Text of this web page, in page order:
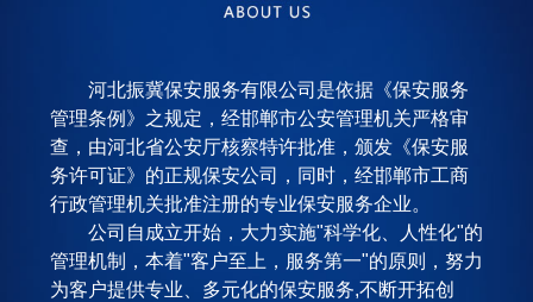
河北振冀保安服务有限公司是依据《保安服务
管理条例》之规定，经邯郸市公安管理机关严格审
查，由河北省公安厅核察特许批准，颁发《保安服
务许可证》的正规保安公司，同时，经邯郸市工商
行政管理机关批准注册的专业保安服务企业。
公司自成立开始，大力实施"科学化、人性化"的
管理机制，本着"客户至上，服务第一"的原则，努力
为客户提供专业、多元化的保安服务,不断开拓创